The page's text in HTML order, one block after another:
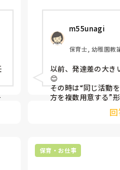
様も楽しめる何かい
ちなみに、集団療育
m55unagi
保育士, 幼稚園教
以前、発達差の大き
😊
その時は“同じ活動
方を複数用意する”
例えば『色合わせ
言語理解が低めのお
感覚が得意な子は選
保育・お仕事